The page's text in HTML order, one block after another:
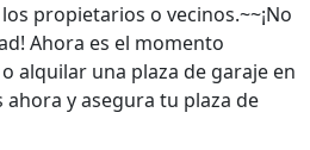
propietarios o vecinos.~~¡No
Ahora es el momento
alquilar una plaza de garaje en
ahora y asegura tu plaza de